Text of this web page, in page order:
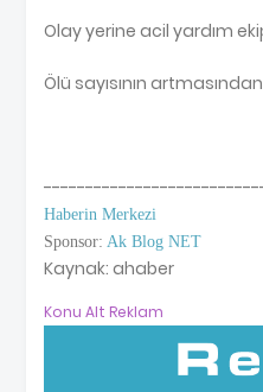
Olay yerine acil yardım
Ölü sayısının
Haberin Merkezi
Sponsor: Ak Blog NET
Kaynak: ahaber
Konu Alt Reklam